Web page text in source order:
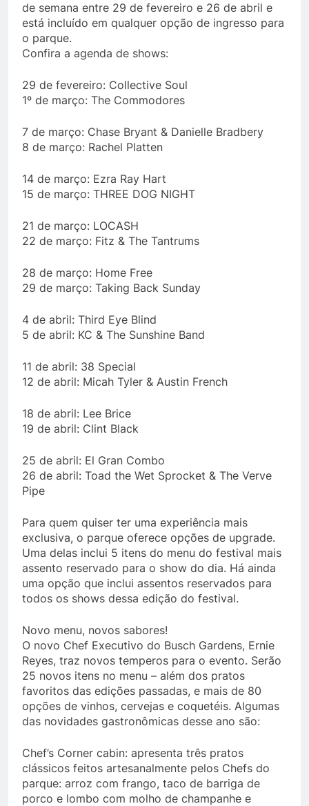
de semana entre 29 de fevereiro e 26 de abril e
está incluído em qualquer opção de ingresso para
o parque.
Confira a agenda de shows:
29 de fevereiro: Collective Soul
1º de março: The Commodores
7 de março: Chase Bryant & Danielle Bradbery
8 de março: Rachel Platten
14 de março: Ezra Ray Hart
15 de março: THREE DOG NIGHT
21 de março: LOCASH
22 de março: Fitz & The Tantrums
28 de março: Home Free
29 de março: Taking Back Sunday
4 de abril: Third Eye Blind
5 de abril: KC & The Sunshine Band
11 de abril: 38 Special
12 de abril: Micah Tyler & Austin French
18 de abril: Lee Brice
19 de abril: Clint Black
25 de abril: El Gran Combo
26 de abril: Toad the Wet Sprocket & The Verve
Pipe
Para quem quiser ter uma experiência mais
exclusiva, o parque oferece opções de upgrade.
Uma delas inclui 5 itens do menu do festival mais
assento reservado para o show do dia. Há ainda
uma opção que inclui assentos reservados para
todos os shows dessa edição do festival.
Novo menu, novos sabores!
O novo Chef Executivo do Busch Gardens, Ernie
Reyes, traz novos temperos para o evento. Serão
25 novos itens no menu – além dos pratos
favoritos das edições passadas, e mais de 80
opções de vinhos, cervejas e coquetéis. Algumas
das novidades gastronômicas desse ano são:
Chef’s Corner cabin: apresenta três pratos
clássicos feitos artesanalmente pelos Chefs do
parque: arroz com frango, taco de barriga de
porco e lombo com molho de champanhe e